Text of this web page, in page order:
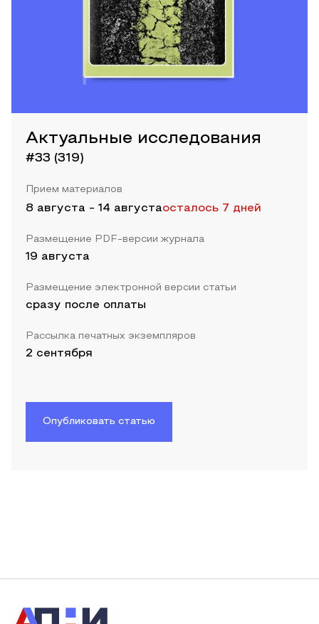
Актуальные исследования
#33 (319)
Прием материалов
8 августа - 14 августаосталось 7 дней
Размещение PDF-версии журнала
19 августа
Размещение электронной версии статьи
сразу после оплаты
Рассылка печатных экземпляров
2 сентября
Опубликовать статью